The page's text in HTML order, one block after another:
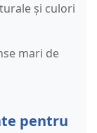
și culori
mari de
pentru